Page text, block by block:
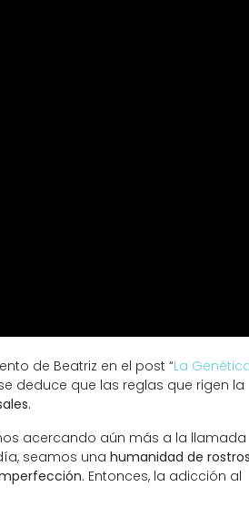
de Beatriz en el post “La
deduce que las reglas que rigen la
acercando aún más a la llamada
seamos una humanidad de rostros
Entonces, la adicción al